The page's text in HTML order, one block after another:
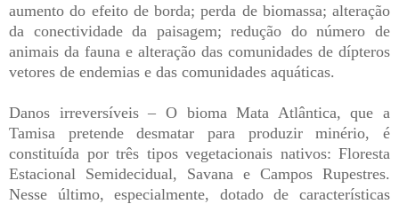
aumento do efeito de borda; perda de biomassa; alteração
da conectividade da paisagem; redução do número de
animais da fauna e alteração das comunidades de dípteros
vetores de endemias e das comunidades aquáticas.
Danos irreversíveis – O bioma Mata Atlântica, que a
Tamisa pretende desmatar para produzir minério, é
constituída por três tipos vegetacionais nativos: Floresta
Estacional Semidecidual, Savana e Campos Rupestres.
Nesse último, especialmente, dotado de características